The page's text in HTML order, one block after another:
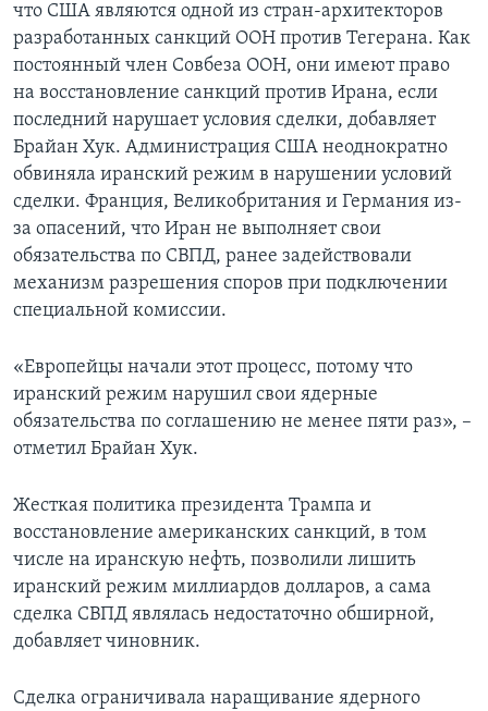
что США являются одной из стран-архитекторов
разработанных санкций ООН против Тегерана. Как
постоянный член Совбеза ООН, они имеют право
на восстановление санкций против Ирана, если
последний нарушает условия сделки, добавляет
Брайан Хук. Администрация США неоднократно
обвиняла иранский режим в нарушении условий
сделки. Франция, Великобритания и Германия из-
за опасений, что Иран не выполняет свои
обязательства по СВПД, ранее задействовали
механизм разрешения споров при подключении
специальной комиссии.
«Европейцы начали этот процесс, потому что
иранский режим нарушил свои ядерные
обязательства по соглашению не менее пяти раз», –
отметил Брайан Хук.
Жесткая политика президента Трампа и
восстановление американских санкций, в том
числе на иранскую нефть, позволили лишить
иранский режим миллиардов долларов, а сама
сделка СВПД являлась недостаточно обширной,
добавляет чиновник.
Сделка ограничивала наращивание ядерного